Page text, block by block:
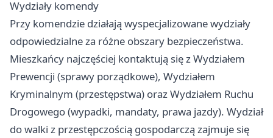
Wydziały komendy
Przy komendzie działają wyspecjalizowane wydziały
odpowiedzialne za różne obszary bezpieczeństwa.
Mieszkańcy najczęściej kontaktują się z Wydziałem
Prewencji (sprawy porządkowe), Wydziałem
Kryminalnym (przestępstwa) oraz Wydziałem Ruchu
Drogowego (wypadki, mandaty, prawa jazdy). Wydział
do walki z przestępczością gospodarczą zajmuje się